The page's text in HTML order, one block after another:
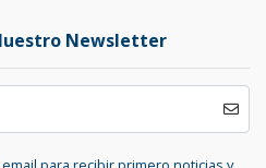
Newsletter